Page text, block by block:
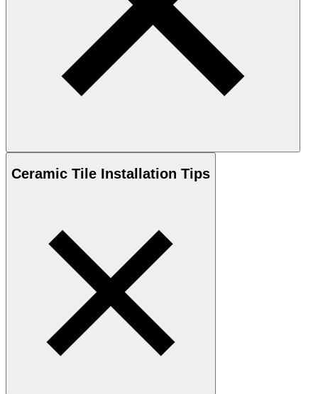
Ceramic Tile Installation Tips